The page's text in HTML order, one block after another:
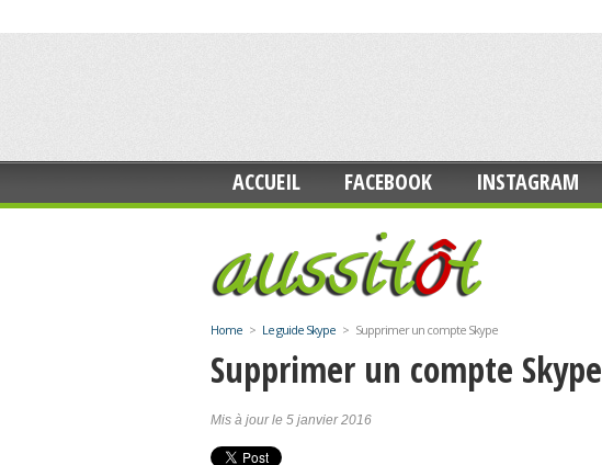
ACCUEIL FACEBOOK INSTAGRAM
Home > Le guide Skype > Supprimer un compte Skype
Supprimer un compte Skype
Mis à jour le 5 janvier 2016